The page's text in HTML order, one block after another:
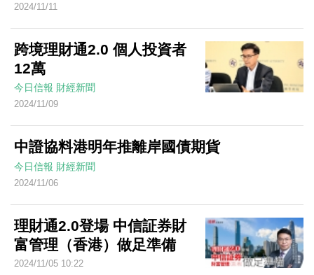
2024/11/11
跨境理財通2.0 個人投資者
12萬
今日信報 財經新聞
2024/11/09
中證協料港明年推離岸國債期貨
今日信報 財經新聞
2024/11/06
理財通2.0登場 中信証券財
富管理（香港）做足準備
2024/11/05 10:22